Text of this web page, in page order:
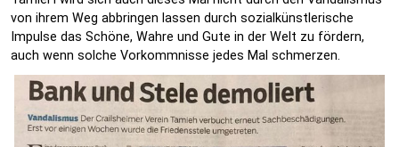
von ihrem Weg abbringen lassen durch sozialkünstlerische
Impulse das Schöne, Wahre und Gute in der Welt zu fördern,
auch wenn solche Vorkommnisse jedes Mal schmerzen.